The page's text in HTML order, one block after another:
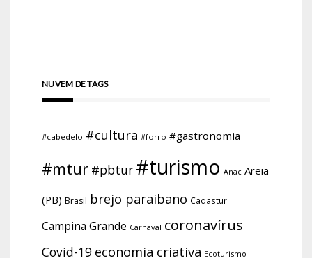
NUVEM DE TAGS
#cabedelo #cultura #forro #gastronomia
#mtur #pbtur #turismo Anac Areia
(PB) Brasil brejo paraibano Cadastur
Campina Grande Carnaval coronavírus
Covid-19 economia criativa Ecoturismo